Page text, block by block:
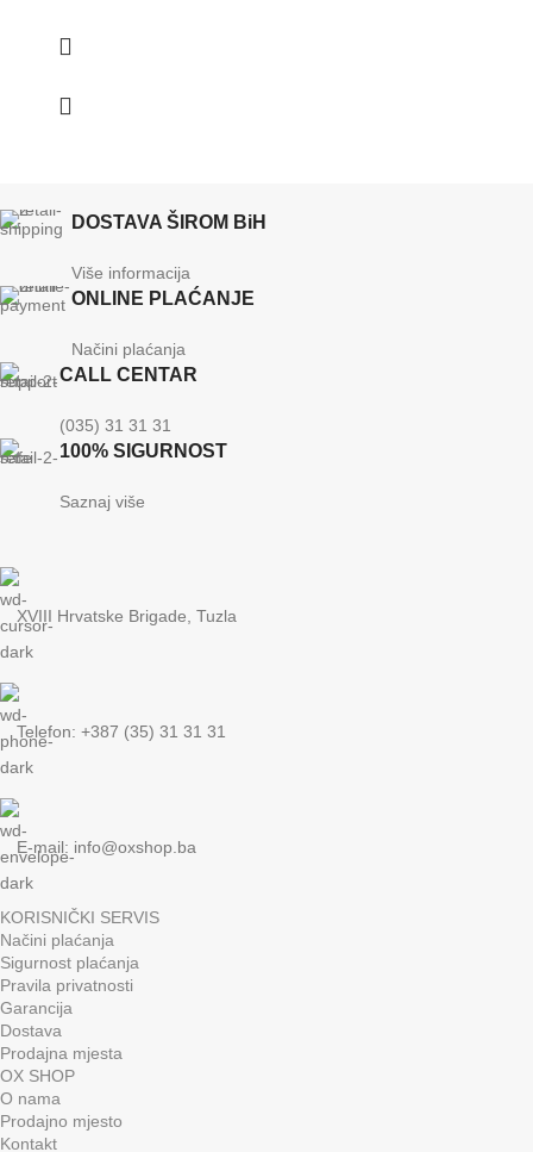
DOSTAVA ŠIROM BiH
Više informacija
ONLINE PLAĆANJE
Načini plaćanja
CALL CENTAR
(035) 31 31 31
100% SIGURNOST
Saznaj više
XVIII Hrvatske Brigade, Tuzla
Telefon: +387 (35) 31 31 31
E-mail: info@oxshop.ba
KORISNIČKI SERVIS
Načini plaćanja
Sigurnost plaćanja
Pravila privatnosti
Garancija
Dostava
Prodajna mjesta
OX SHOP
O nama
Prodajno mjesto
Kontakt